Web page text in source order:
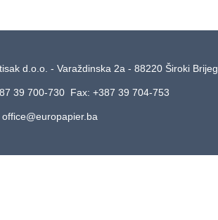
d.o.o. - Varaždinska 2a - 88220 Široki Brijeg
39 700-730 Fax: +387 39 704-753
office@europapier.ba